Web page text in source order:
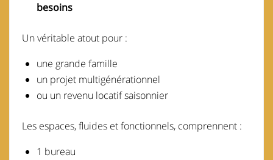
besoins
Un véritable atout pour :
une grande famille
un projet multigénérationnel
ou un revenu locatif saisonnier
Les espaces, fluides et fonctionnels, comprennent :
1 bureau